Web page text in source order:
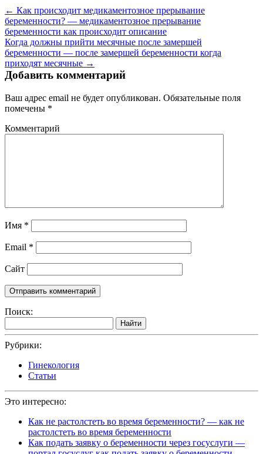
← Как происходит медикаментозное прерывание
беременности? — медикаментозное прерывание
беременности как происходит описание
Когда должны прийти месячные после замершей
беременности — после замершей беременности когда
приходят месячные →
Добавить комментарий
Ваш адрес email не будет опубликован. Обязательные поля
помечены *
Комментарий
Имя *
Email *
Сайт
Поиск:
Найти
Рубрики:
Гинекология
Статьи
Это интересно:
Как не растолстеть во время беременности? — как не
растолстеть во время беременности
Как подать заявку о беременности через госуслуги —